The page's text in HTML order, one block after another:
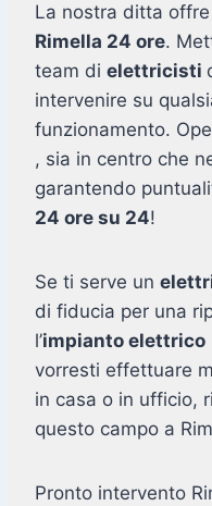
La nostra ditta
Rimella 24 ore.
team di elettricisti
intervenire su
funzionamento.
, sia in centro che
garantendo
24 ore su 24!
Se ti serve un
di fiducia per una
l’impianto elettrico
vorresti effettuare
in casa o in ufficio,
questo campo a
Pronto intervento